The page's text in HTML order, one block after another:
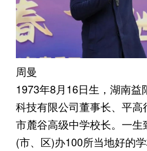
周曼
1973年8月16日生，湖南益
科技有限公司董事长、平
市麓谷高级中学校长。一
(市、区)办100所当地好的